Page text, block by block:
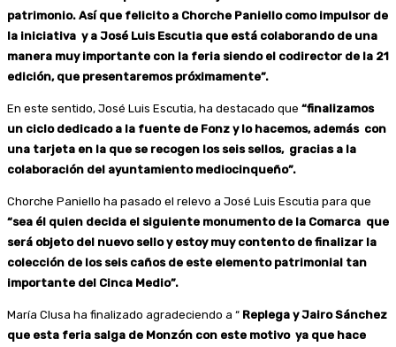
patrimonio. Así que felicito a Chorche Paniello como impulsor de
la iniciativa y a José Luis Escutia que está colaborando de una
manera muy importante con la feria siendo el codirector de la 21
edición, que presentaremos próximamente”.
En este sentido, José Luis Escutia, ha destacado que “finalizamos
un ciclo dedicado a la fuente de Fonz y lo hacemos, además con
una tarjeta en la que se recogen los seis sellos, gracias a la
colaboración del ayuntamiento mediocinqueño”.
Chorche Paniello ha pasado el relevo a José Luis Escutia para que
“sea él quien decida el siguiente monumento de la Comarca que
será objeto del nuevo sello y estoy muy contento de finalizar la
colección de los seis caños de este elemento patrimonial tan
importante del Cinca Medio”.
María Clusa ha finalizado agradeciendo a “ Replega y Jairo Sánchez
que esta feria salga de Monzón con este motivo ya que hace